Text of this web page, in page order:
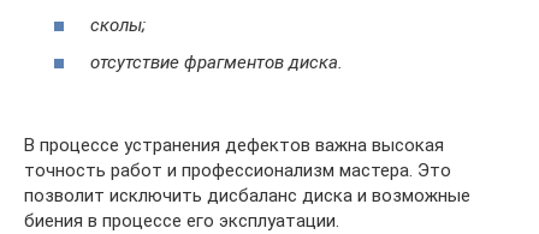
сколы;
отсутствие фрагментов диска.
В процессе устранения дефектов важна высокая
точность работ и профессионализм мастера. Это
позволит исключить дисбаланс диска и возможные
биения в процессе его эксплуатации.